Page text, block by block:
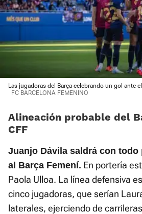
Las jugadoras del Barça celebrando un gol ante
FC BARCELONA FEMENINO
Alineación probable del
CFF
Juanjo Dávila saldrá con todo
al Barça Femení. En portería
Paola Ulloa. La línea defensiva
cinco jugadoras, que serían
laterales, ejerciendo de